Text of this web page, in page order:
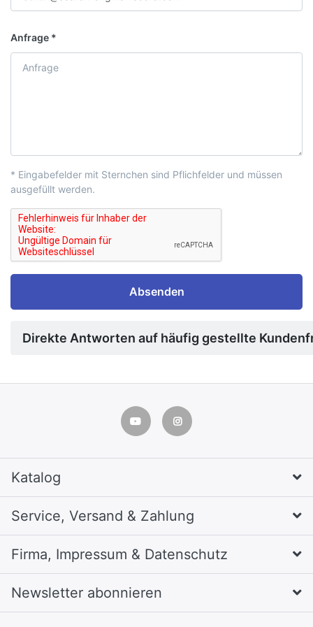
Anfrage
* Eingabefelder mit Sternchen sind Pflichfelder und müssen
ausgefüllt werden.
Absenden
Direkte Antworten auf häufig gestellte
Katalog
Service, Versand & Zahlung
Firma, Impressum & Datenschutz
Newsletter abonnieren